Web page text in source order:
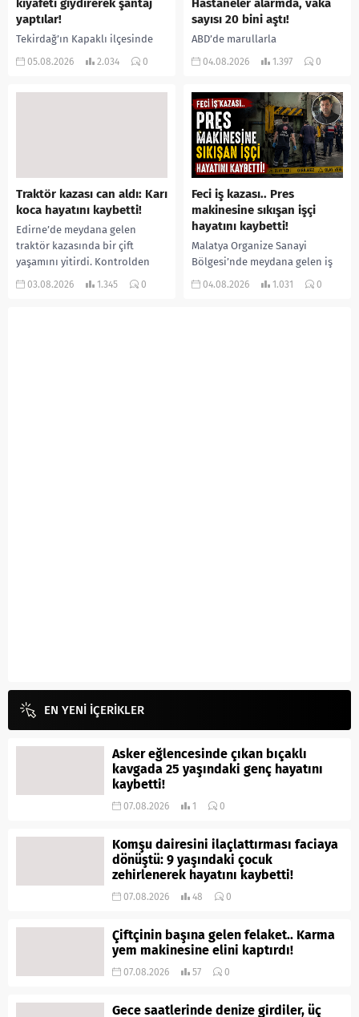
kıyafeti giydirerek şantaj
yaptılar!
Tekirdağ’ın Kapaklı ilçesinde
bir kişiyi, arkadaşının eşiyle
05.08.2026 2.034 0
Hastaneler alarmda, vaka
sayısı 20 bini aştı!
ABD’de marullarla
ilişkilendirilen siklospora
salgında vaka sayısının 20 bini
aştığı belirtilirken, sağlık...
04.08.2026 1.397 0
Traktör kazası can aldı: Karı
koca hayatını kaybetti!
Edirne’de meydana gelen
traktör kazasında bir çift
yaşamını yitirdi. Kontrolden
çıkarak devrilen traktörün
03.08.2026 1.345 0
Feci iş kazası.. Pres
makinesine sıkışan işçi
hayatını kaybetti!
Malatya Organize Sanayi
Bölgesi’nde meydana gelen iş
kazasında, pres makinesine
04.08.2026 1.031 0
EN YENİ İÇERİKLER
Asker eğlencesinde çıkan bıçaklı
kavgada 25 yaşındaki genç hayatını
kaybetti!
07.08.2026 1 0
Komşu dairesini ilaçlattırması faciaya
dönüştü: 9 yaşındaki çocuk
zehirlenerek hayatını kaybetti!
07.08.2026 48 0
Çiftçinin başına gelen felaket.. Karma
yem makinesine elini kaptırdı!
07.08.2026 57 0
Gece saatlerinde denize girdiler, üç